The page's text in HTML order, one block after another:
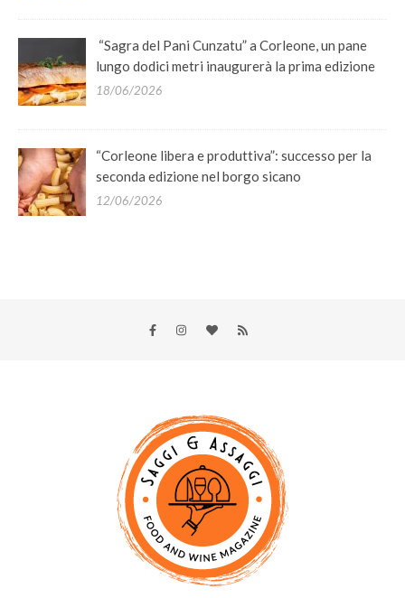
“Sagra del Pani Cunzatu” a Corleone, un pane
lungo dodici metri inaugurerà la prima edizione
18/06/2026
“Corleone libera e produttiva”: successo per la
seconda edizione nel borgo sicano
12/06/2026